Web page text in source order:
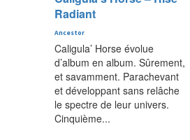
Radiant
Ancestor
Caligula’ Horse évolue
d’album en album. Sûrement,
et savamment. Parachevant
et développant sans relâche
le spectre de leur univers.
Cinquième...